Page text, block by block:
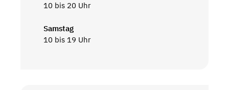
10 bis 20 Uhr
Samstag
10 bis 19 Uhr